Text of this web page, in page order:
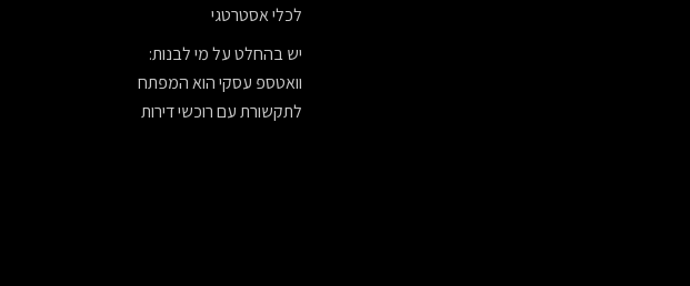
לכלי אסטרטגי
יש בהחלט על מי לבנות:
וואטספ עסקי הוא המפתח
לתקשורת עם רוכשי דירות